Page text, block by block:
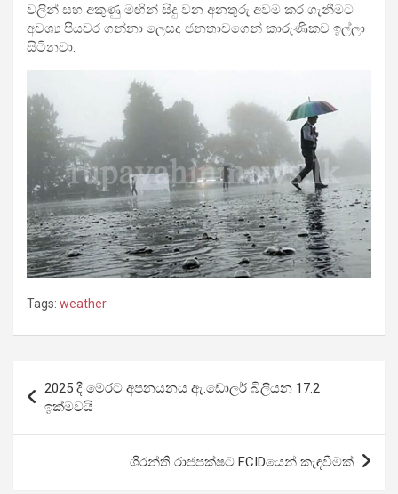
වලින් සහ අකුණු මඟින් සිදු වන අනතුරු අවම කර ගැනීමට
අවශ්‍ය පියවර ගන්නා ලෙසද ජනතාවගෙන් කාරුණිකව ඉල්ලා
සිටිනවා.
Tags: weather
navigation
2025 දී මෙරට අපනයනය ඇ.ඩොලර් බිලියන 17.2
ඉක්මවයි
ශිරන්ති රාජපක්ෂට FCIDයෙන් කැඳවීමක්